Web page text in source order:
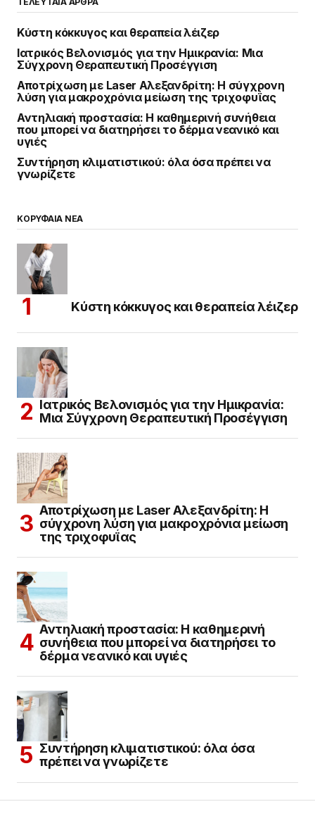
Κύστη κόκκυγος και θεραπεία λέιζερ
Ιατρικός Βελονισμός για την Ημικρανία: Μια
Σύγχρονη Θεραπευτική Προσέγγιση
Αποτρίχωση με Laser Αλεξανδρίτη: Η σύγχρονη
λύση για μακροχρόνια μείωση της τριχοφυΐας
Αντηλιακή προστασία: Η καθημερινή συνήθεια
που μπορεί να διατηρήσει το δέρμα νεανικό και
υγιές
Συντήρηση κλιματιστικού: όλα όσα πρέπει να
γνωρίζετε
ΚΟΡΥΦΑΙΑ ΝΕΑ
Κύστη κόκκυγος και θεραπεία λέιζερ
Ιατρικός Βελονισμός για την Ημικρανία:
Μια Σύγχρονη Θεραπευτική Προσέγγιση
Αποτρίχωση με Laser Αλεξανδρίτη: Η
σύγχρονη λύση για μακροχρόνια μείωση
της τριχοφυΐας
Αντηλιακή προστασία: Η καθημερινή
συνήθεια που μπορεί να διατηρήσει το
δέρμα νεανικό και υγιές
Συντήρηση κλιματιστικού: όλα όσα
πρέπει να γνωρίζετε